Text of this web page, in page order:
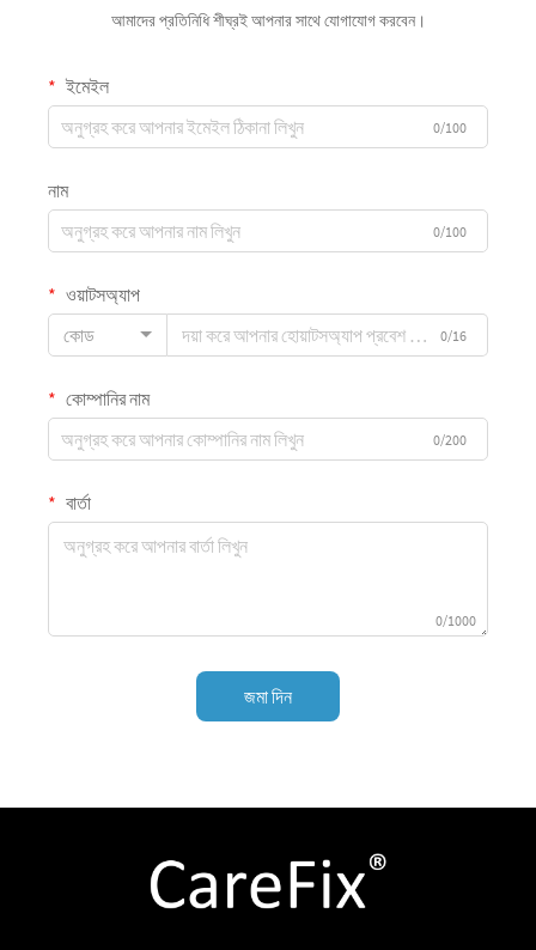
আমাদের প্রতিনিধি শীঘ্রই আপনার সাথে যোগাযোগ করবেন।
ইমেইল
0/100
নাম
0/100
ওয়াটসঅ্যাপ
কোড
0/16
কোম্পানির নাম
0/200
বার্তা
0/1000
জমা দিন